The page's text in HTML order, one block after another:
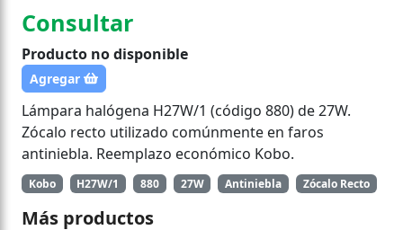
Consultar
Producto no disponible
Agregar
Lámpara halógena H27W/1 (código 880) de 27W.
Zócalo recto utilizado comúnmente en faros
antiniebla. Reemplazo económico Kobo.
Kobo H27W/1 880 27W Antiniebla Zócalo Recto
Más productos